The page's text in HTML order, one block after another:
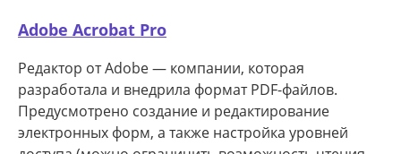
Adobe Acrobat Pro
Редактор от Adobe — компании, которая
разработала и внедрила формат PDF-файлов.
Предусмотрено создание и редактирование
электронных форм, а также настройка уровней